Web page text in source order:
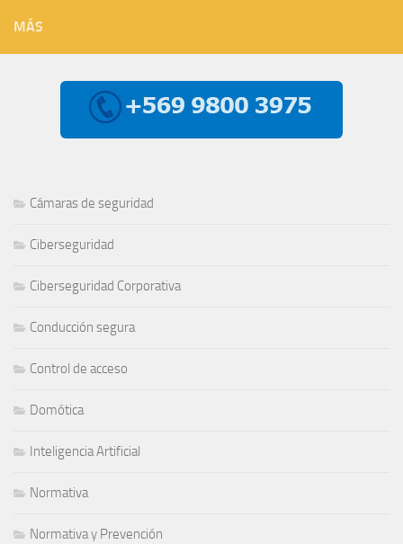
MÁS
Cámaras de seguridad
Ciberseguridad
Ciberseguridad Corporativa
Conducción segura
Control de acceso
Domótica
Inteligencia Artificial
Normativa
Normativa y Prevención